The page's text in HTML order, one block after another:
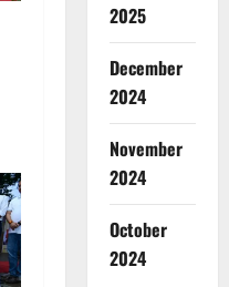
2025
December
2024
November
2024
October
2024